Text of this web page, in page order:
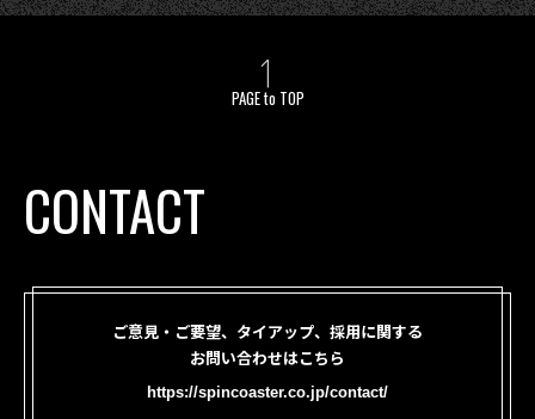
PAGE to TOP
CONTACT
ご意見・ご要望、タイアップ、採用に関する
お問い合わせはこちら
https://spincoaster.co.jp/contact/